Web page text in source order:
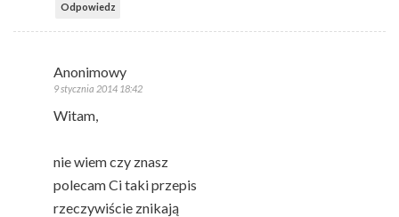
Odpowiedz
Anonimowy
9 stycznia 2014 18:42
Witam,
nie wiem czy znasz
polecam Ci taki przepis
rzeczywiście znikają